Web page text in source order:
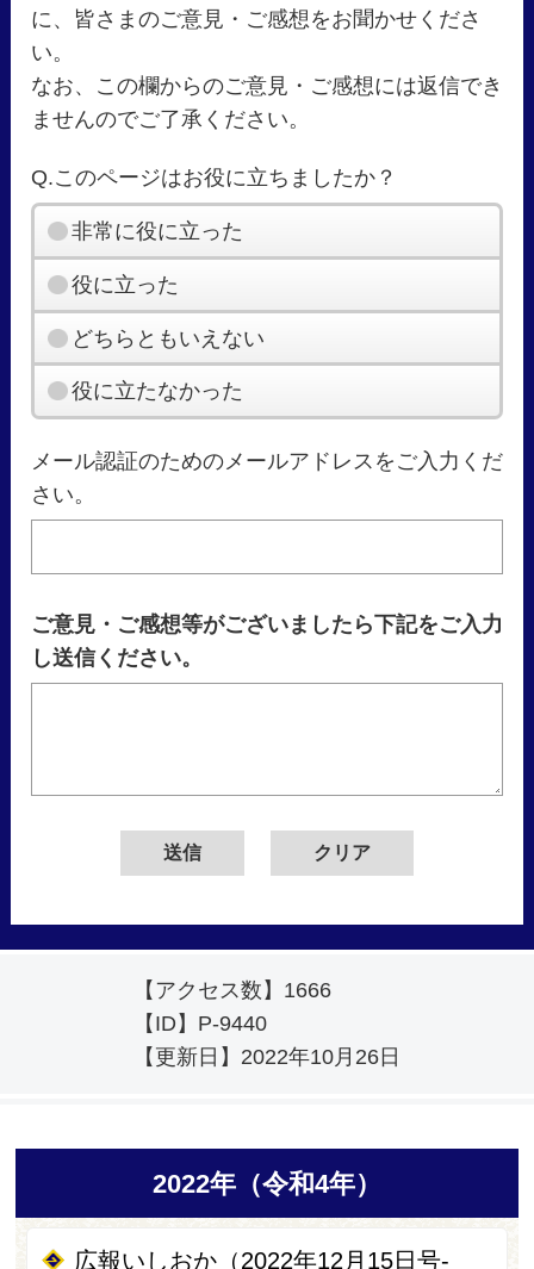
に、皆さまのご意見・ご感想をお聞かせくださ
い。
なお、この欄からのご意見・ご感想には返信でき
ませんのでご了承ください。
Q.このページはお役に立ちましたか？
非常に役に立った
役に立った
どちらともいえない
役に立たなかった
メール認証のためのメールアドレスをご入力くだ
さい。
ご意見・ご感想等がございましたら下記をご入力
し送信ください。
【アクセス数】 1666
【ID】 P-9440
【更新日】 2022年10月26日
2022年（令和4年）
広報いしおか（2022年12月15日号-